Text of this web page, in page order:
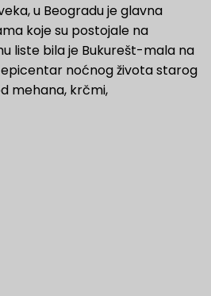
u Beogradu je glavna
koje su postojale na
liste bila je Bukurešt-mala na
noćnog života starog
mehana, krčmi,